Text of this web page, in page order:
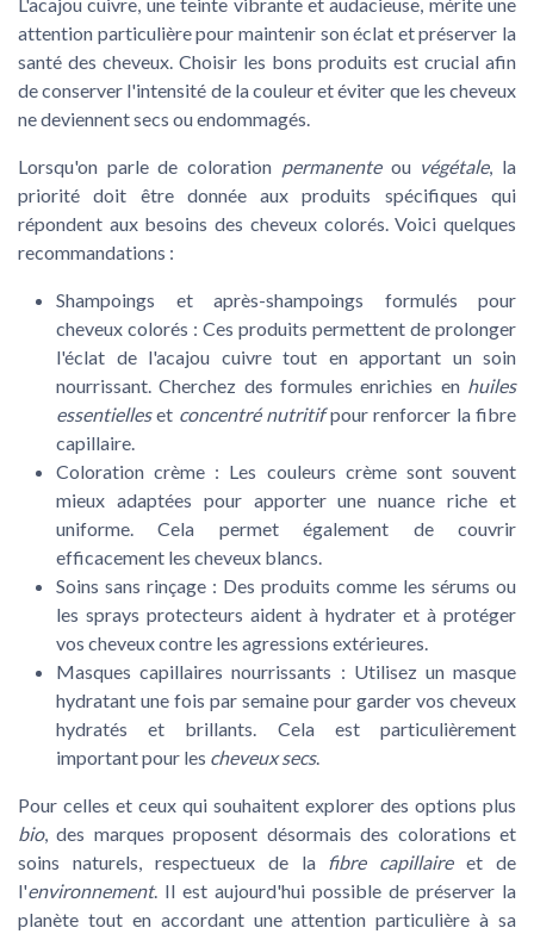
attention particulière pour maintenir son éclat et préserver la
santé des cheveux. Choisir les bons produits est crucial afin
de conserver l'intensité de la couleur et éviter que les cheveux
ne deviennent secs ou endommagés.
Lorsqu'on parle de coloration permanenteou végétale, la
priorité doit être donnée aux produits spécifiques qui
répondent aux besoins des cheveux colorés. Voici quelques
recommandations :
Shampoings et après-shampoings formulés pour
cheveux colorés : Ces produits permettent de prolonger
l'éclat de l'acajou cuivre tout en apportant un soin
nourrissant. Cherchez des formules enrichies en huiles
essentielleset concentré nutritifpour renforcer la fibre
capillaire.
Coloration crème : Les couleurs crème sont souvent
mieux adaptées pour apporter une nuance riche et
uniforme. Cela permet également de couvrir
efficacement les cheveux blancs.
Soins sans rinçage : Des produits comme les sérums ou
les sprays protecteurs aident à hydrater et à protéger
vos cheveux contre les agressions extérieures.
Masques capillaires nourrissants : Utilisez un masque
hydratant une fois par semaine pour garder vos cheveux
hydratés et brillants. Cela est particulièrement
important pour les cheveux secs.
Pour celles et ceux qui souhaitent explorer des options plus
bio, des marques proposent désormais des colorations et
soins naturels, respectueux de la fibre capillaireet de
l'environnement. Il est aujourd'hui possible de préserver la
planète tout en accordant une attention particulière à sa